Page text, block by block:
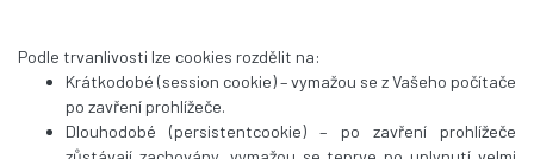
Podle trvanlivosti lze cookies rozdělit na:
Krátkodobé (session cookie) – vymažou se z Vašeho počítače
po zavření prohlížeče.
Dlouhodobé (persistentcookie) – po zavření prohlížeče